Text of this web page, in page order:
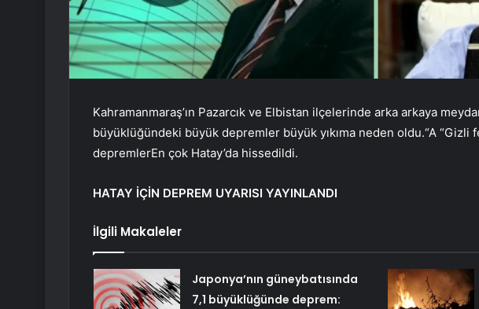
Kahramanmaraş’ın Pazarcık ve Elbistan ilçelerinde arka arkaya
büyüklüğündeki büyük depremler büyük yıkıma neden oldu.“A “Gizli
depremlerEn çok Hatay’da hissedildi.
HATAY İÇİN DEPREM UYARISI YAYINLANDI
İlgili Makaleler
Japonya’nın güneybatısında
7,1 büyüklüğünde deprem: